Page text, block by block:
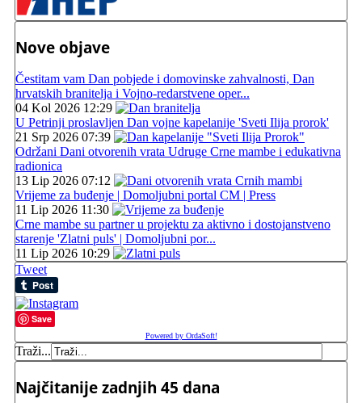
Nove objave
Čestitam vam Dan pobjede i domovinske zahvalnosti, Dan
hrvatskih branitelja i Vojno-redarstvene oper...
04 Kol 2026 12:29
U Petrinji proslavljen Dan vojne kapelanije 'Sveti Ilija prorok'
21 Srp 2026 07:39
Održani Dani otvorenih vrata Udruge Crne mambe i edukativna
radionica
13 Lip 2026 07:12
Vrijeme za buđenje | Domoljubni portal CM | Press
11 Lip 2026 11:30
Crne mambe su partner u projektu za aktivno i dostojanstveno
starenje 'Zlatni puls' | Domoljubni por...
11 Lip 2026 10:29
Tweet
Save
Powered by OrdaSoft!
Traži...
Najčitanije zadnjih 45 dana